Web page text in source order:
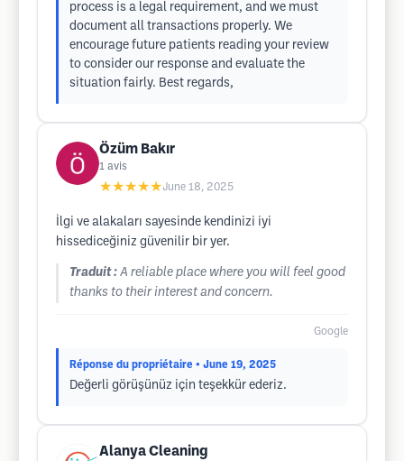
process is a legal requirement, and we must
document all transactions properly. We
encourage future patients reading your review
to consider our response and evaluate the
situation fairly. Best regards,
Özüm Bakır
1 avis
★★★★★June 18, 2025
İlgi ve alakaları sayesinde kendinizi iyi
hissediceğiniz güvenilir bir yer.
Traduit : A reliable place where you will feel good
thanks to their interest and concern.
Google
Réponse du propriétaire • June 19, 2025
Değerli görüşünüz için teşekkür ederiz.
Alanya Cleaning